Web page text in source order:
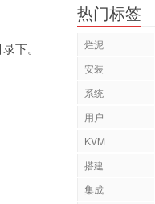
下。
热门标签
烂泥
安装
系统
用户
KVM
搭建
集成